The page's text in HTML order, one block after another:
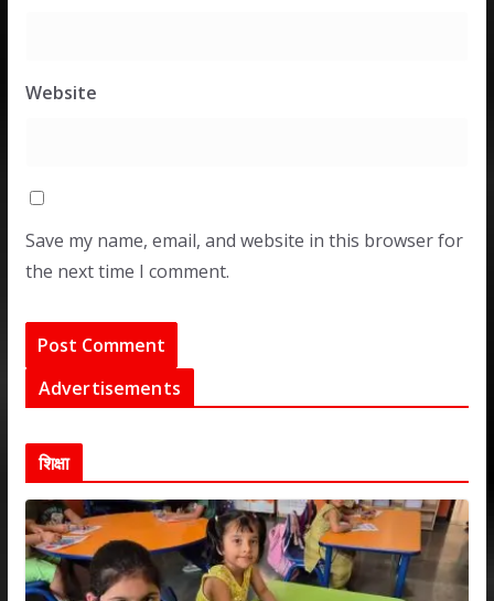
Website
Save my name, email, and website in this browser for
the next time I comment.
Advertisements
शिक्षा